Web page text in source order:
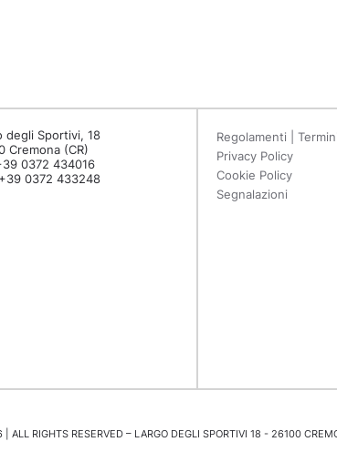
degli Sportivi, 18
Cremona (CR)
0372 434016
0372 433248
Regolamenti |
Privacy Policy
Cookie Policy
Segnalazioni
| ALL RIGHTS RESERVED – LARGO DEGLI SPORTIVI 18 - 26100